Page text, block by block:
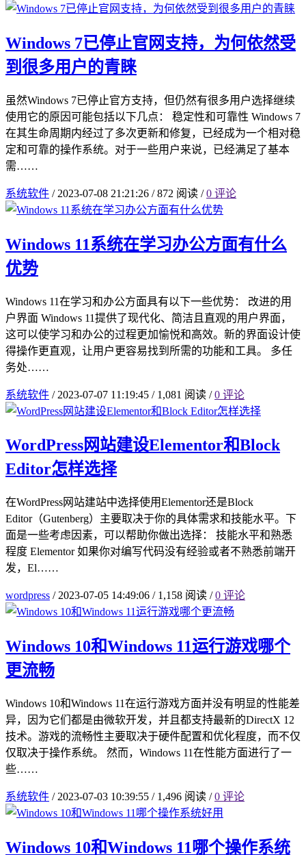
Windows 7已停止官网支持，为何依然受
到很多用户的青睐
虽然Windows 7已停止官方支持，但仍然有很多用户选择继续
使用它的原因可能包括以下几点： 稳定性和可靠性 Windows 7
在其生命周期内经过了多次更新和修复，已经成为一个相对稳
定和可靠的操作系统。对于一些用户来说，已经满足了基本
需……
系统软件 /2023-07-08 21:21:26 /872 阅读 / 0 评论
Windows 11系统在学习办公方面有什么
优势
Windows 11在学习和办公方面具有以下一些优势： 改进的用
户界面 Windows 11提供了现代化、简洁且直观的用户界面，
这可以使学习和办公的过程更加愉悦和高效。新的界面设计使
得操作更直观，让用户更容易找到所需的功能和工具。 多任
务处……
系统软件 /2023-07-07 11:19:45 /1,081 阅读 / 0 评论
WordPress网站建设Elementor和Block
Editor怎样选择
在WordPress网站建站中选择使用Elementor还是Block
Editor（Gutenberg）主要取决于你的具体需求和技能水平。下
面是一些考虑因素，可以帮助你做出选择： 技能水平和熟悉
程度 Elementor 如果你对编写代码没有经验或者不熟悉前端开
发，El……
wordpress /2023-07-05 14:49:06 /1,158 阅读 / 0 评论
Windows 10和Windows 11运行游戏哪个
更流畅
Windows 10和Windows 11在运行游戏方面并没有明显的性能差
异，因为它们都是由微软开发，并且都支持最新的DirectX 12
技术。游戏的流畅性主要取决于硬件配置和优化程度，而不仅
仅取决于操作系统。 然而，Windows 11在性能方面进行了一
些……
系统软件 /2023-07-03 10:39:55 /1,496 阅读 / 0 评论
Windows 10和Windows 11哪个操作系统